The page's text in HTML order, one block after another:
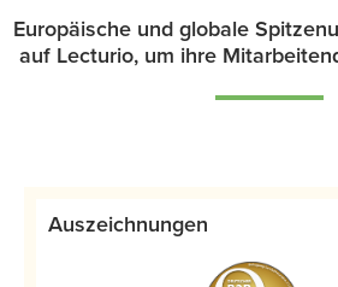
Europäische und globale
auf Lecturio, um ihre
Auszeichnungen